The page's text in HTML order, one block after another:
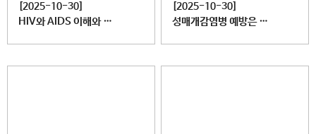
[2025-10-30]
HIV와 AIDS 이해와 예방 #제대로제로로 !
[2025-10-30]
성매개감염병 예방은 제대로, 감염은 제로로!